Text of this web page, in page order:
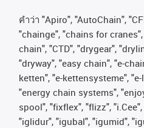
คําว่า "Apiro", "AutoChain",
"chainge", "chains for
chain", "CTD", "drygear",
"dryway", "easy chain", "e-
ketten", "e-kettensysteme",
"energy chain systems",
spool", "fixflex", "flizz",
"iglidur", "igubal", "igumid",